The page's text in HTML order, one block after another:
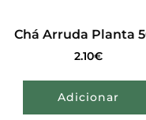
Chá Arruda Planta
2.10€
Adicionar